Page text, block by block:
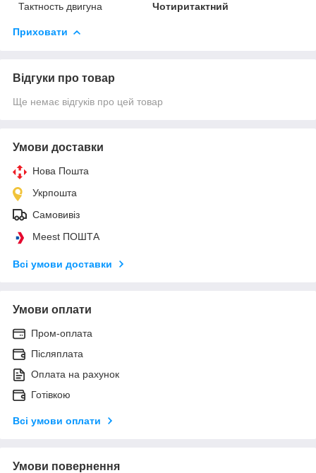
Тактность двигуна Чотиритактний
Приховати
Відгуки про товар
Ще немає відгуків про цей товар
Умови доставки
Нова Пошта
Укрпошта
Самовивіз
Meest ПОШТА
Всі умови доставки
Умови оплати
Пром-оплата
Післяплата
Оплата на рахунок
Готівкою
Всі умови оплати
Умови повернення